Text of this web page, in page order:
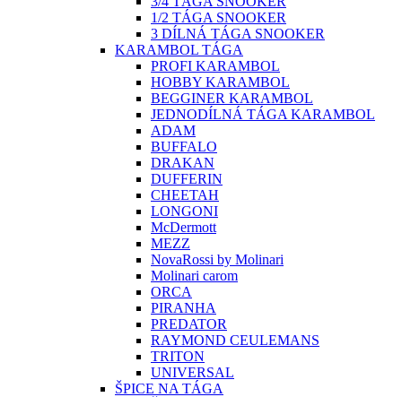
1/2 TÁGA SNOOKER
3 DÍLNÁ TÁGA SNOOKER
KARAMBOL TÁGA
PROFI KARAMBOL
HOBBY KARAMBOL
BEGGINER KARAMBOL
JEDNODÍLNÁ TÁGA KARAMBOL
ADAM
BUFFALO
DRAKAN
DUFFERIN
CHEETAH
LONGONI
McDermott
MEZZ
NovaRossi by Molinari
Molinari carom
ORCA
PIRANHA
PREDATOR
RAYMOND CEULEMANS
TRITON
UNIVERSAL
ŠPICE NA TÁGA